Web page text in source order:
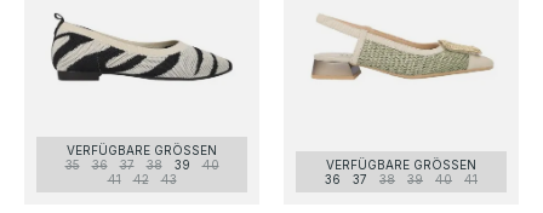
VERFÜGBARE GRÖSSEN
35
36 37 38 39
40
41
42 43
VERFÜGBARE GRÖSSEN
36
37 38 39 40 41